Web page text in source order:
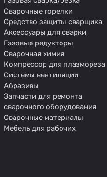
Сварочные горелки
Средство защиты сварщика
Аксессуары для сварки
Газовые редукторы
Сварочная химия
Компрессор для плазмореза
Системы вентиляции
Абразивы
Запчасти для ремонта
сварочного оборудования
Сварочные материалы
Мебель для рабочих